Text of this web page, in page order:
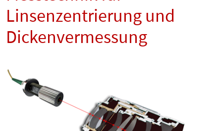
Linsenzentrierung und
Dickenvermessung